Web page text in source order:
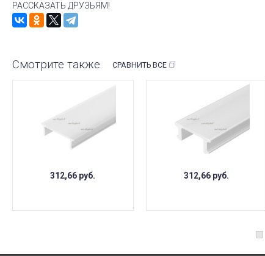
РАССКАЗАТЬ ДРУЗЬЯМ!
Смотрите также СРАВНИТЬ ВСЕ
312,66 руб. 312,66 руб.